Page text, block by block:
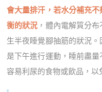
會大量排汗，若水分補充
衡的狀況 ，體內電解質分
生半夜睡覺腳抽筋的狀況
是下午進行運動，睡前盡
容易利尿的食物或飲品，以